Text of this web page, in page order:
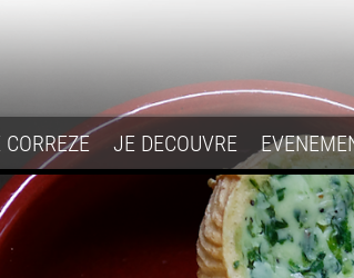
JE DECOUVRE